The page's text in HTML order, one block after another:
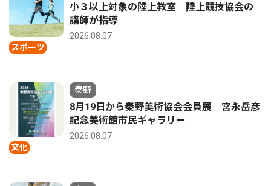
スポーツ
小３以上対象の陸上教室 陸上競技協会の
講師が指導
2026.08.07
文化
秦野
8月19日から秦野美術協会会員展 宮永岳彦
記念美術館市民ギャラリー
2026.08.07